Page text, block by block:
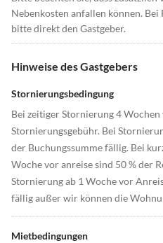
Nebenkosten anfallen können. Bei
bitte direkt den Gastgeber.
Hinweise des Gastgebers
Stornierungsbedingung
Bei zeitiger Stornierung 4
Stornierungsgebühr. Bei
der Buchungssumme fällig. Bei
Woche vor anreise sind 50 % der
Stornierung ab 1 Woche vor
fällig außer wir können die
Mietbedingungen